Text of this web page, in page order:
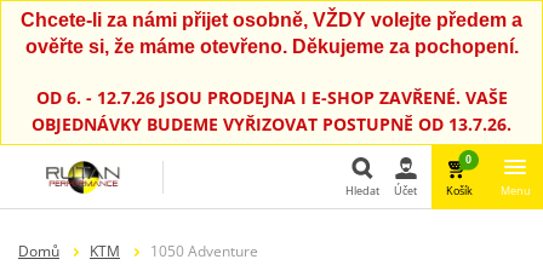
Chcete-li za námi přijet osobně, VŽDY volejte předem a
ověřte si, že máme otevřeno. Děkujeme za pochopení.
OD 6. - 12.7.26 JSOU PRODEJNA I E-SHOP ZAVŘENÉ. VAŠE
OBJEDNÁVKY BUDEME VYŘIZOVAT POSTUPNĚ OD 13.7.26.
Hledat Účet
0
Košík Menu
Domů KTM 1050 Adventure